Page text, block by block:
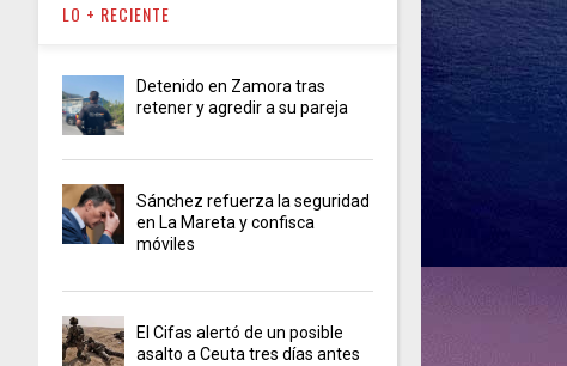
LO + RECIENTE
Detenido en Zamora tras
retener y agredir a su pareja
Sánchez refuerza la seguridad
en La Mareta y confisca
móviles
El Cifas alertó de un posible
asalto a Ceuta tres días antes